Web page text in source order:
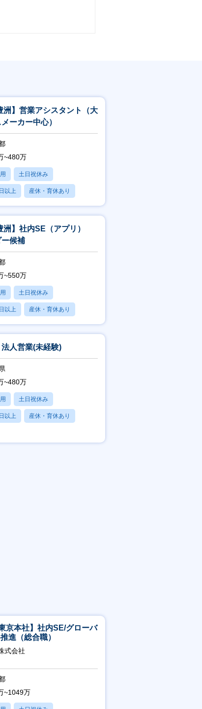
洲】営業アシスタント（大
ーカー中心）
~480万
土日祝休み
以上 産休・育休あり
間以内
洲】社内SE（アプリ）
候補
~550万
土日祝休み
以上 産休・育休あり
法人営業(未経験)
~480万
土日祝休み
以上 産休・育休あり
京本社】社内SE/グローバ
進（総合職）
式会社
~1049万